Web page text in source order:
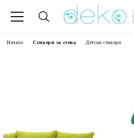
Начало Стикери за стена Детски стикери